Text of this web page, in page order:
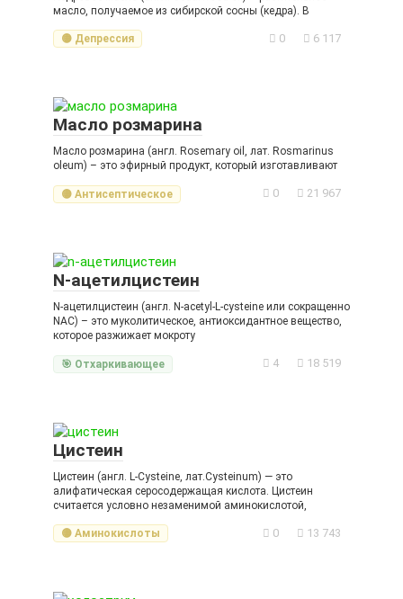
масло, получаемое из сибирской сосны (кедра). В
🟡 Депрессия 0 6 117
Масло розмарина
Масло розмарина (англ. Rosemary oil, лат. Rosmarinus
oleum) – это эфирный продукт, который изготавливают
🟡 Антисептическое 0 21 967
N-ацетилцистеин
N-ацетилцистеин (англ. N-acetyl-L-cysteine или сокращенно
NAC) – это муколитическое, антиоксидантное вещество,
которое разжижает мокроту
🎯 Отхаркивающее 4 18 519
Цистеин
Цистеин (англ. L-Cysteine, лат.Cysteinum) — это
алифатическая серосодержащая кислота. Цистеин
считается условно незаменимой аминокислотой,
🟡 Аминокислоты 0 13 743